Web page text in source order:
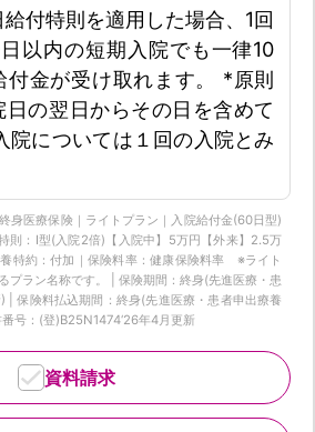
付特則を適用した場合、1回
以内の短期入院でも一律10
付金が受け取れます。 *原則
日の翌日からその日を含めて
院については１回の入院とみ
身医療保険｜ライトプラン｜入院給付金(60日型)
則：Ⅰ型(入院2倍)【入院中】5万円【外来】2.5万
特約：付加｜保険料率：健康保険料率 ※ライト
プラン名称です。 | 保険期間：終身(先進医療・患
| 保険料払込期間：終身(先進医療・患者申出療養
号：(登)B25N1474‘26年4月更新
資料請求